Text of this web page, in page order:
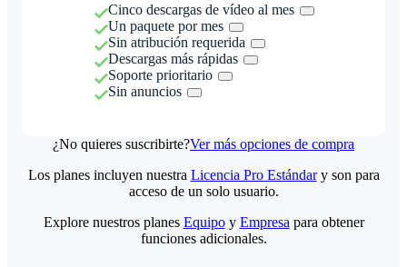
Cinco descargas de vídeo al mes
Un paquete por mes
Sin atribución requerida
Descargas más rápidas
Soporte prioritario
Sin anuncios
¿No quieres suscribirte?Ver más opciones de compra
Los planes incluyen nuestra Licencia Pro Estándary son para
acceso de un solo usuario.
Explore nuestros planes Equipoy Empresa para obtener
funciones adicionales.